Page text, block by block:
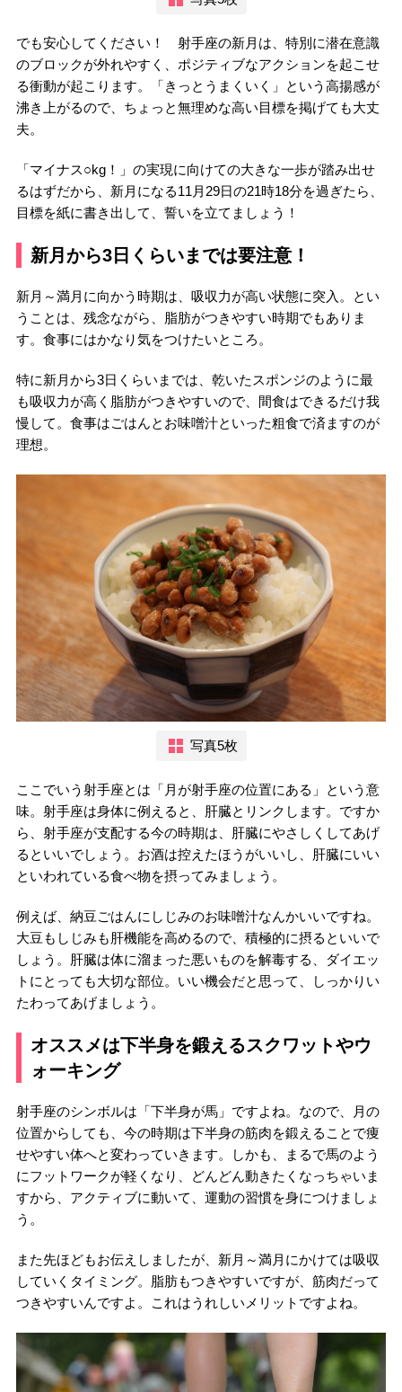
でも安心してください！ 射手座の新月は、特別に潜在意識
のブロックが外れやすく、ポジティブなアクションを起こせ
る衝動が起こります。「きっとうまくいく」という高揚感が
沸き上がるので、ちょっと無理めな高い目標を掲げても大丈
夫。
「マイナス○kg！」の実現に向けての大きな一歩が踏み出せ
るはずだから、新月になる11月29日の21時18分を過ぎたら、
目標を紙に書き出して、誓いを立てましょう！
新月から3日くらいまでは要注意！
新月～満月に向かう時期は、吸収力が高い状態に突入。とい
うことは、残念ながら、脂肪がつきやすい時期でもありま
す。食事にはかなり気をつけたいところ。
特に新月から3日くらいまでは、乾いたスポンジのように最
も吸収力が高く脂肪がつきやすいので、間食はできるだけ我
慢して。食事はごはんとお味噌汁といった粗食で済ますのが
理想。
写真5枚
ここでいう射手座とは「月が射手座の位置にある」という意
味。射手座は身体に例えると、肝臓とリンクします。ですか
ら、射手座が支配する今の時期は、肝臓にやさしくしてあげ
るといいでしょう。お酒は控えたほうがいいし、肝臓にいい
といわれている食べ物を摂ってみましょう。
例えば、納豆ごはんにしじみのお味噌汁なんかいいですね。
大豆もしじみも肝機能を高めるので、積極的に摂るといいで
しょう。肝臓は体に溜まった悪いものを解毒する、ダイエッ
トにとっても大切な部位。いい機会だと思って、しっかりい
たわってあげましょう。
オススメは下半身を鍛えるスクワットやウ
ォーキング
射手座のシンボルは「下半身が馬」ですよね。なので、月の
位置からしても、今の時期は下半身の筋肉を鍛えることで痩
せやすい体へと変わっていきます。しかも、まるで馬のよう
にフットワークが軽くなり、どんどん動きたくなっちゃいま
すから、アクティブに動いて、運動の習慣を身につけましょ
う。
また先ほどもお伝えしましたが、新月～満月にかけては吸収
していくタイミング。脂肪もつきやすいですが、筋肉だって
つきやすいんですよ。これはうれしいメリットですよね。